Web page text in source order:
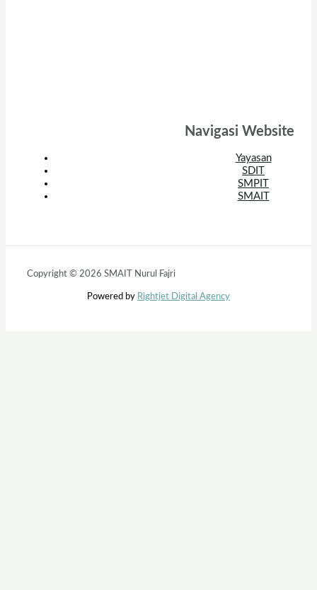
Navigasi Website
Yayasan
SDIT
SMPIT
SMAIT
Copyright © 2026 SMAIT Nurul Fajri
Powered by Rightjet Digital Agency